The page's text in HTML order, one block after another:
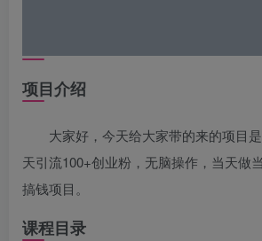
项目介绍
大家好，今天给大家带的来的项目
天引流100+创业粉，无脑操作，当天做
搞钱项目。
课程目录